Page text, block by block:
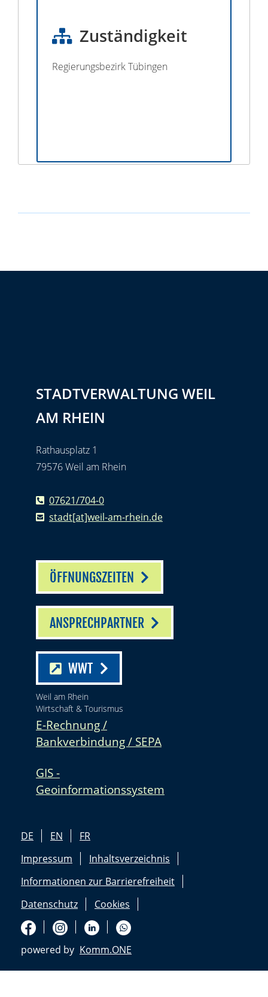
Zuständigkeit
Regierungsbezirk Tübingen
STADTVERWALTUNG WEIL
AM RHEIN
Rathausplatz 1
79576 Weil am Rhein
07621/704-0
stadt[at]weil-am-rhein.de
ÖFFNUNGSZEITEN
ANSPRECHPARTNER
WWT
Weil am Rhein
Wirtschaft & Tourismus
E-Rechnung /
Bankverbindung / SEPA
GIS -
Geoinformationssystem
DE EN
FR
Impressum
Inhaltsverzeichnis
Informationen zur Barrierefreiheit
Datenschutz
Cookies
powered by Komm.ONE